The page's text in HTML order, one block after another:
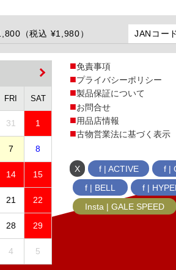
（税込 ¥1,980） JANコード
FRI SAT
31 1
7 8
14 15
21 22
28 29
4 5
免責事項
プライバシーポリシー
製品保証について
お問合せ
用品店情報
古物営業法に基づく表示
X f | ACTIVE f |
f | BELL
f |
Insta | GALE SPEED